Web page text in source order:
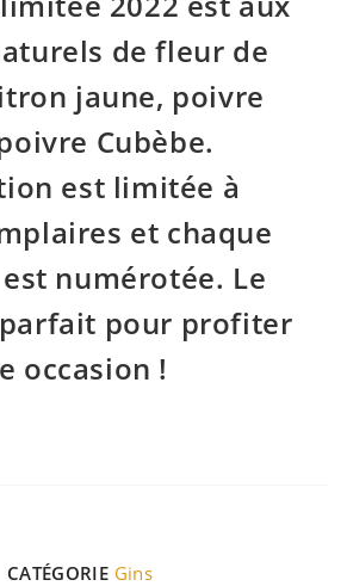
de fleur de
jaune, poivre
Cubèbe.
est limitée à
et chaque
numérotée. Le
pour profiter
occasion !
CATÉGORIE Gins